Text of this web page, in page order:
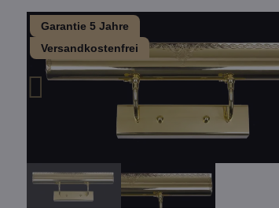
Garantie 5 Jahre
Versandkostenfrei